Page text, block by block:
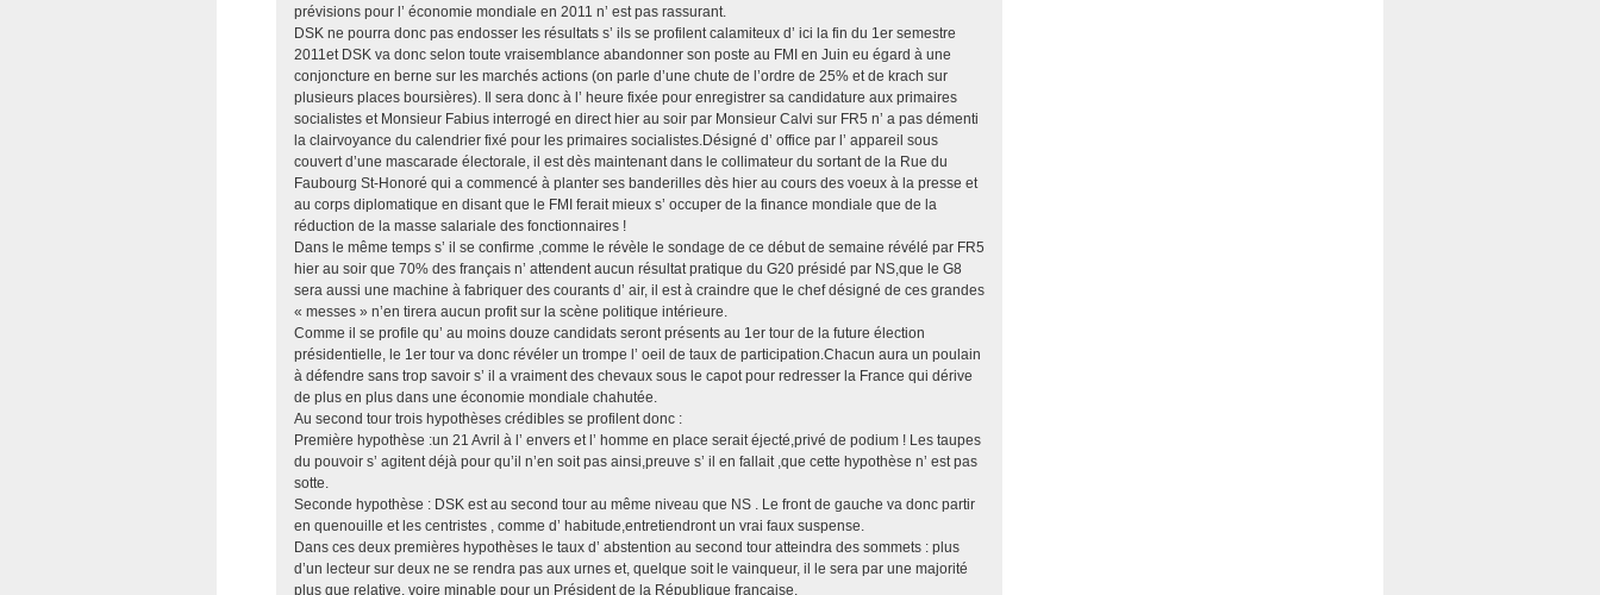
prévisions pour l’ économie mondiale en 2011 n’ est pas rassurant.
DSK ne pourra donc pas endosser les résultats s’ ils se profilent calamiteux d’ ici la fin du 1er semestre
2011et DSK va donc selon toute vraisemblance abandonner son poste au FMI en Juin eu égard à une
conjoncture en berne sur les marchés actions (on parle d’une chute de l’ordre de 25% et de krach sur
plusieurs places boursières). Il sera donc à l’ heure fixée pour enregistrer sa candidature aux primaires
socialistes et Monsieur Fabius interrogé en direct hier au soir par Monsieur Calvi sur FR5 n’ a pas démenti
la clairvoyance du calendrier fixé pour les primaires socialistes.Désigné d’ office par l’ appareil sous
couvert d’une mascarade électorale, il est dès maintenant dans le collimateur du sortant de la Rue du
Faubourg St-Honoré qui a commencé à planter ses banderilles dès hier au cours des voeux à la presse et
au corps diplomatique en disant que le FMI ferait mieux s’ occuper de la finance mondiale que de la
réduction de la masse salariale des fonctionnaires !
Dans le même temps s’ il se confirme ,comme le révèle le sondage de ce début de semaine révélé par FR5
hier au soir que 70% des français n’ attendent aucun résultat pratique du G20 présidé par NS,que le G8
sera aussi une machine à fabriquer des courants d’ air, il est à craindre que le chef désigné de ces grandes
« messes » n’en tirera aucun profit sur la scène politique intérieure.
Comme il se profile qu’ au moins douze candidats seront présents au 1er tour de la future élection
présidentielle, le 1er tour va donc révéler un trompe l’ oeil de taux de participation.Chacun aura un poulain
à défendre sans trop savoir s’ il a vraiment des chevaux sous le capot pour redresser la France qui dérive
de plus en plus dans une économie mondiale chahutée.
Au second tour trois hypothèses crédibles se profilent donc :
Première hypothèse :un 21 Avril à l’ envers et l’ homme en place serait éjecté,privé de podium ! Les taupes
du pouvoir s’ agitent déjà pour qu’il n’en soit pas ainsi,preuve s’ il en fallait ,que cette hypothèse n’ est pas
sotte.
Seconde hypothèse : DSK est au second tour au même niveau que NS . Le front de gauche va donc partir
en quenouille et les centristes , comme d’ habitude,entretiendront un vrai faux suspense.
Dans ces deux premières hypothèses le taux d’ abstention au second tour atteindra des sommets : plus
d’un lecteur sur deux ne se rendra pas aux urnes et, quelque soit le vainqueur, il le sera par une majorité
plus que relative, voire minable pour un Président de la République française.